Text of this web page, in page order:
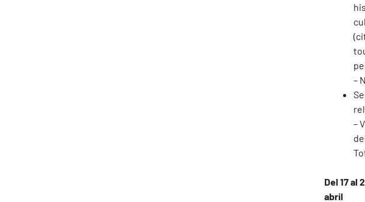
–
–
Del 17 al
abril